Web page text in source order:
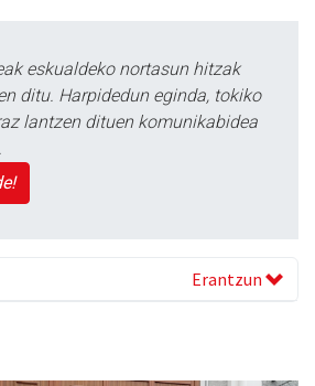
eskualdeko nortasun hitzak
ditu. Harpidedun eginda, tokiko
lantzen dituen komunikabidea
Erantzun